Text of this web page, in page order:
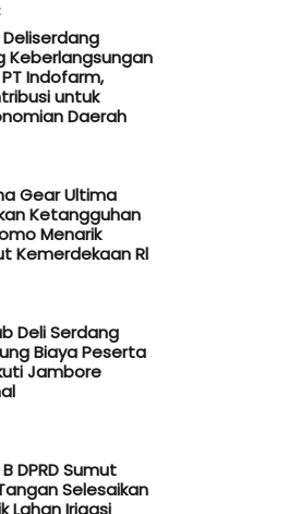
Keberlangsungan
Indofarm,
untuk
Daerah
Gear Ultima
Ketangguhan
Menarik
Kemerdekaan Rl
Deli Serdang
Biaya Peserta
Jambore
DPRD Sumut
Selesaikan
Lahan Irigasi